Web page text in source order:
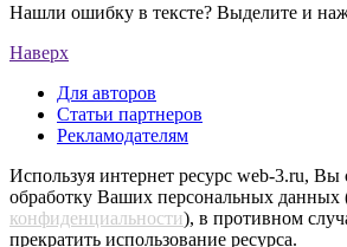
Нашли ошибку в тексте? Выделите и
Наверх
Для авторов
Статьи партнеров
Рекламодателям
Используя интернет ресурс web-3.ru, Вы
обработку Ваших персональных данных
конфиденциальности), в противном
прекратить использование ресурса.